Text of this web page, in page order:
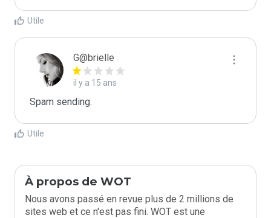
Utile
G@brielle
il y a 15 ans
Spam sending.
Utile
À propos de WOT
Nous avons passé en revue plus de 2 millions de
sites web et ce n'est pas fini. WOT est une